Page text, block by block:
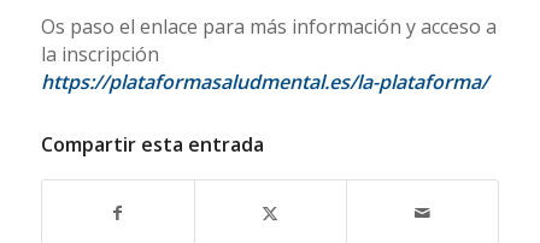
Os paso el enlace para más información y acceso a
la inscripción
https://plataformasaludmental.es/la-plataforma/
Compartir esta entrada